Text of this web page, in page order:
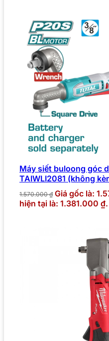
Máy siết buloong góc
TAIWLI2081 (không
1.570.000₫ Giá gốc là:
hiện tại là: 1.381.000 ₫.